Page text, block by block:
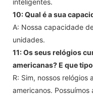
10: Qual é a sua
A: Nossa capacidade
unidades.
11: Os seus relógios
americanas? E que
R: Sim, nossos
americanos. Possuímos